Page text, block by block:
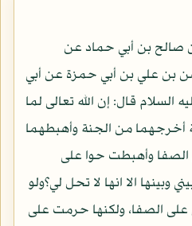
صالح بن أبي حماد عن
بن علي بن أبي حمزة عن أبي
السلام قال: إن الله تعالى لما
أخرجهما من الجنة وأهبطهما
الصفا وأهبطت حوا على
وبينها الا انها لا تحل لي؟ولو
الصفا، ولكنها حرمت على